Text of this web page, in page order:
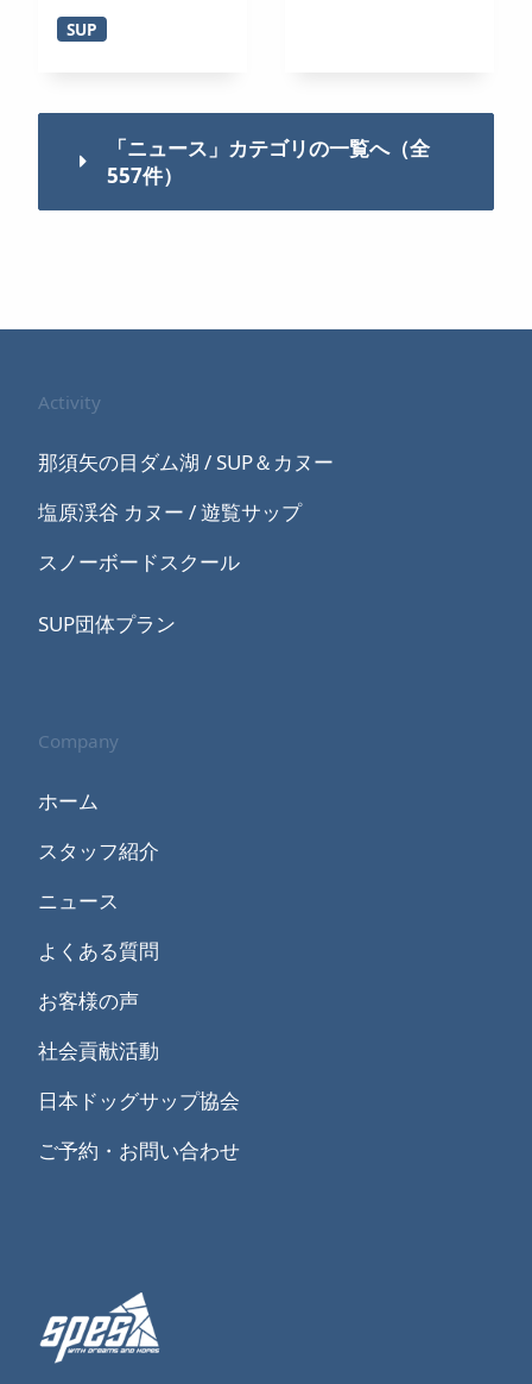
SUP
「ニュース」カテゴリの一覧へ（全
557件）
Activity
那須矢の目ダム湖 / SUP＆カヌー
塩原渓谷 カヌー / 遊覧サップ
スノーボードスクール
SUP団体プラン
Company
ホーム
スタッフ紹介
ニュース
よくある質問
お客様の声
社会貢献活動
日本ドッグサップ協会
ご予約・お問い合わせ